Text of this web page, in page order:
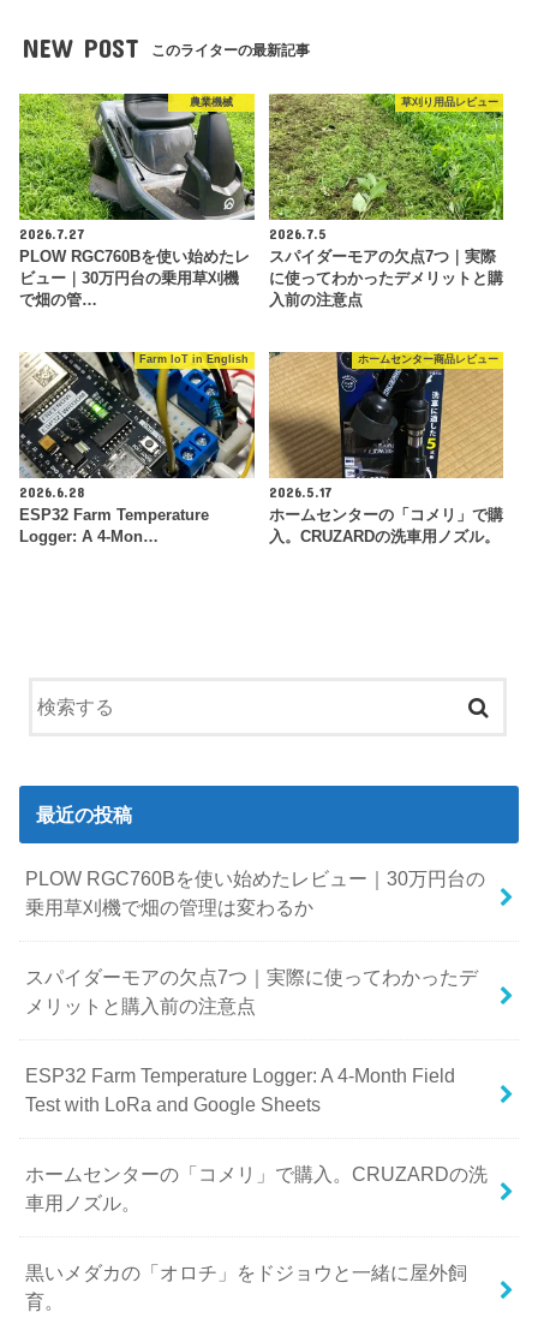
NEW POST このライターの最新記事
農業機械
2026.7.27
PLOW RGC760Bを使い始めたレ
ビュー｜30万円台の乗用草刈機
で畑の管…
草刈り用品レビュー
2026.7.5
スパイダーモアの欠点7つ｜実際
に使ってわかったデメリットと購
入前の注意点
Farm IoT in English
2026.6.28
ESP32 Farm Temperature
Logger: A 4-Mon…
ホームセンター商品レビュー
2026.5.17
ホームセンターの「コメリ」で購
入。CRUZARDの洗車用ノズル。
最近の投稿
PLOW RGC760Bを使い始めたレビュー｜30万円台の
乗用草刈機で畑の管理は変わるか
スパイダーモアの欠点7つ｜実際に使ってわかったデ
メリットと購入前の注意点
ESP32 Farm Temperature Logger: A 4-Month Field
Test with LoRa and Google Sheets
ホームセンターの「コメリ」で購入。CRUZARDの洗
車用ノズル。
黒いメダカの「オロチ」をドジョウと一緒に屋外飼
育。